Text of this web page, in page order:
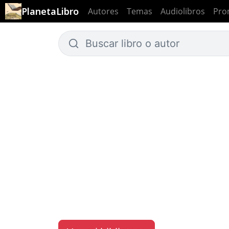
PlanetaLibro Autores Temas Audiolibros